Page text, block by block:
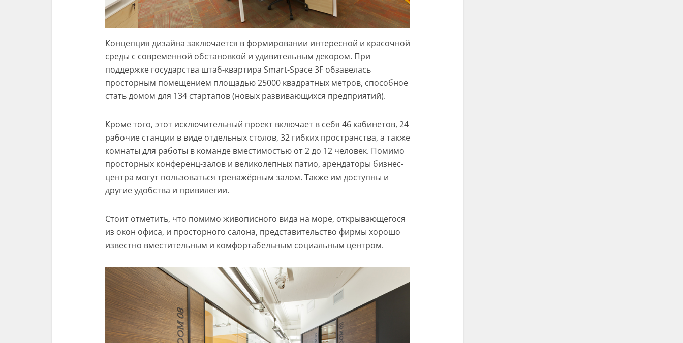
Концепция дизайна заключается в формировании интересной и красочной
среды с современной обстановкой и удивительным декором. При
поддержке государства штаб-квартира Smart-Space 3F обзавелась
просторным помещением площадью 25000 квадратных метров, способное
стать домом для 134 стартапов (новых развивающихся предприятий).
Кроме того, этот исключительный проект включает в себя 46 кабинетов, 24
рабочие станции в виде отдельных столов, 32 гибких пространства, а также
комнаты для работы в команде вместимостью от 2 до 12 человек. Помимо
просторных конференц-залов и великолепных патио, арендаторы бизнес-
центра могут пользоваться тренажёрным залом. Также им доступны и
другие удобства и привилегии.
Стоит отметить, что помимо живописного вида на море, открывающегося
из окон офиса, и просторного салона, представительство фирмы хорошо
известно вместительным и комфортабельным социальным центром.